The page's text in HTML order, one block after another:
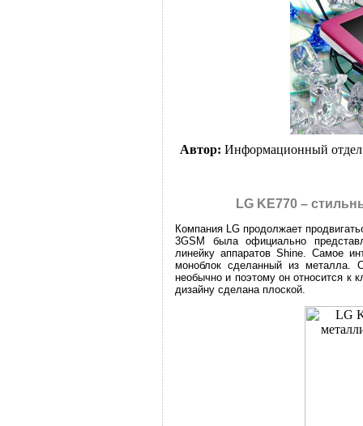
Автор: Информационный отдел
LG KE770 –
Компания LG продолжает
3GSM была официально
линейку аппаратов Shine. Самое
моноблок сделанный из металла.
необычно и поэтому он относится к
дизайну сделана плоской.